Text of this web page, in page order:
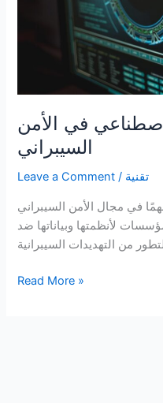
في الأمن
السيبراني
Leave a Comment / تقنية
في مجال الأمن السيبراني
لأنظمتها وبياناتها ضد
من التهديدات السيبرانية
أهمية
Read More »